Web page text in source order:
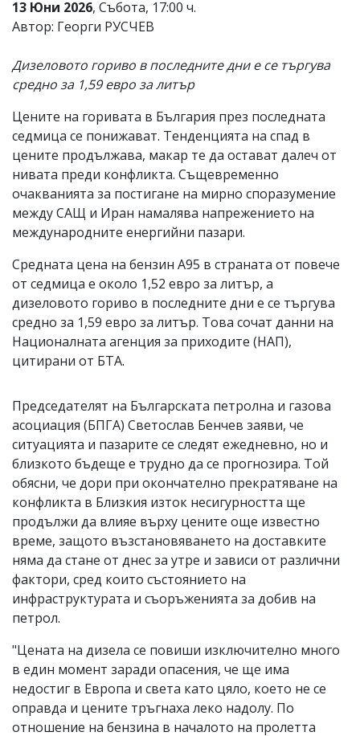
под
се
въвеждат
от
и
редакцията
носи
отговорност
за
Ако
откриете
за
коментар,
моля
сигнализирайте
ни!
13 Юни 2026, Събота, 17:00 ч.
Автор: Георги РУСЧЕВ
Дизеловото гориво в последните дни е се търгува
средно за 1,59 евро за литър
Цените на горивата в България през последната
седмица се понижават. Тенденцията на спад в
цените продължава, макар те да остават далеч от
нивата преди конфликта. Същевременно
очакванията за постигане на мирно споразумение
между САЩ и Иран намалява напрежението на
международните енергийни пазари.
Средната цена на бензин А95 в страната от повече
от седмица е около 1,52 евро за литър, а
дизеловото гориво в последните дни е се търгува
средно за 1,59 евро за литър. Това сочат данни на
Националната агенция за приходите (НАП),
цитирани от БТА.
Председателят на Българската петролна и газова
асоциация (БПГА) Светослав Бенчев заяви, че
ситуацията и пазарите се следят ежедневно, но и
близкото бъдеще е трудно да се прогнозира. Той
обясни, че дори при окончателно прекратяване на
конфликта в Близкия изток несигурността ще
продължи да влияе върху цените още известно
време, защото възстановяването на доставките
няма да стане от днес за утре и зависи от различни
фактори, сред които състоянието на
инфраструктурата и съоръженията за добив на
петрол.
"Цената на дизела се повиши изключително много
в един момент заради опасения, че ще има
недостиг в Европа и света като цяло, което не се
оправда и цените тръгнаха леко надолу. По
отношение на бензина в началото на пролетта